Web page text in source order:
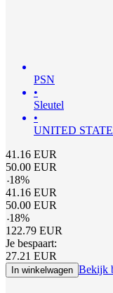
PSN
•
Sleutel
•
UNITED
41.16 EUR
50.00 EUR
-18%
41.16 EUR
50.00 EUR
-18%
122.79 EUR
Je bespaart:
27.21 EUR
In winkelwagen Bekijk